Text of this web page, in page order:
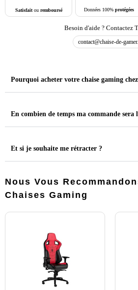
Satisfaitou remboursé Données 100% protégées
Besoin d'aide ? Contactez
contact@chaise-de-
Pourquoi acheter votre chaise gaming
En combien de temps ma commande sera
Et si je souhaite me rétracter ?
Nous Vous
Chaises Gaming